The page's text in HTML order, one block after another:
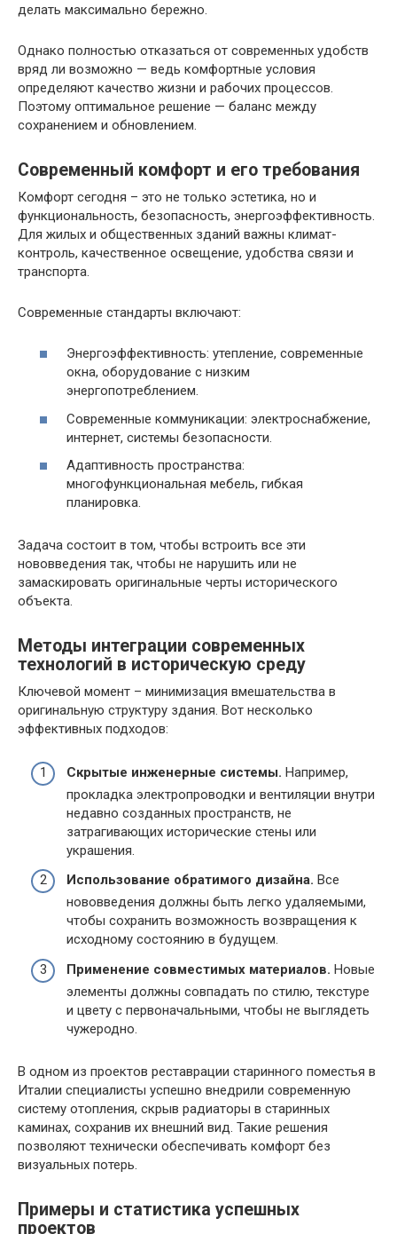
делать максимально бережно.
Однако полностью отказаться от современных удобств
вряд ли возможно — ведь комфортные условия
определяют качество жизни и рабочих процессов.
Поэтому оптимальное решение — баланс между
сохранением и обновлением.
Современный комфорт и его требования
Комфорт сегодня – это не только эстетика, но и
функциональность, безопасность, энергоэффективность.
Для жилых и общественных зданий важны климат-
контроль, качественное освещение, удобства связи и
транспорта.
Современные стандарты включают:
Энергоэффективность: утепление, современные
окна, оборудование с низким
энергопотреблением.
Современные коммуникации: электроснабжение,
интернет, системы безопасности.
Адаптивность пространства:
многофункциональная мебель, гибкая
планировка.
Задача состоит в том, чтобы встроить все эти
нововведения так, чтобы не нарушить или не
замаскировать оригинальные черты исторического
объекта.
Методы интеграции современных
технологий в историческую среду
Ключевой момент – минимизация вмешательства в
оригинальную структуру здания. Вот несколько
эффективных подходов:
Скрытые инженерные системы. Например,
прокладка электропроводки и вентиляции внутри
недавно созданных пространств, не
затрагивающих исторические стены или
украшения.
Использование обратимого дизайна. Все
нововведения должны быть легко удаляемыми,
чтобы сохранить возможность возвращения к
исходному состоянию в будущем.
Применение совместимых материалов. Новые
элементы должны совпадать по стилю, текстуре
и цвету с первоначальными, чтобы не выглядеть
чужеродно.
В одном из проектов реставрации старинного поместья в
Италии специалисты успешно внедрили современную
систему отопления, скрыв радиаторы в старинных
каминах, сохранив их внешний вид. Такие решения
позволяют технически обеспечивать комфорт без
визуальных потерь.
Примеры и статистика успешных
проектов